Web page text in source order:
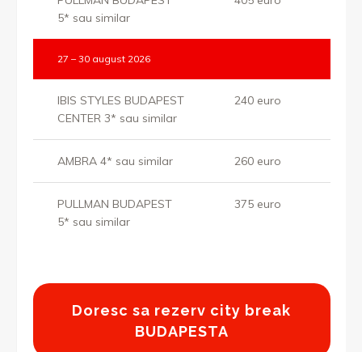
5* sau similar
27 – 30 august 2026
IBIS STYLES BUDAPEST
CENTER 3* sau similar
240 euro
AMBRA 4* sau similar 260 euro
PULLMAN BUDAPEST
5* sau similar
375 euro
Doresc sa rezerv city break
BUDAPESTA